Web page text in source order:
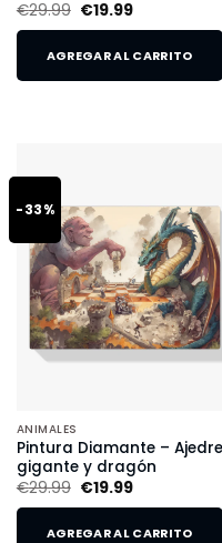
€29.99 €19.99
AGREGAR AL CARRITO
-33%
ANIMALES
Pintura Diamante –
gigante y dragón
€29.99 €19.99
AGREGAR AL CARRITO